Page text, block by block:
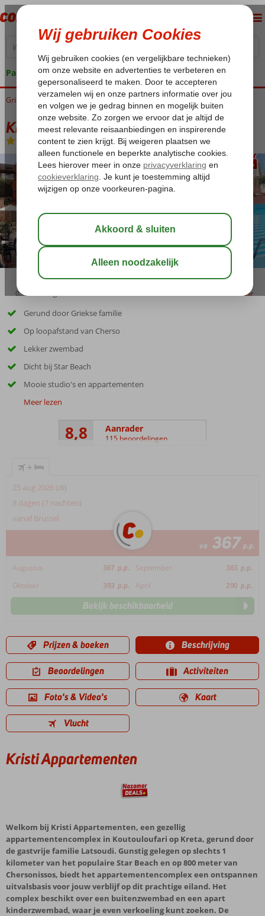
Pakketgarantie
Home
Griekenland Kreta Koutouloufari Kristi Appartementen
Kristi Appartementen
Logies-Appartement
03:30 bewaar
Gerund door Griekse familie
Op loopafstand van Cherso
Lekker zwembad
Dicht bij Star Beach
Mooie studio's en appartementen
Meer lezen
8,8 Aanrader
115 beoordelingen
+
25 aug 2026 (di)
8 dagen (7 nachten)
vanaf Brussel
va 367 p.p.
Augustus 367 p.p. September 363 p.p.
Oktober
393 p.p. April 290 p.p.
Bekijk beschikbaarheid
Prijzen & boeken Beschrijving
Beoordelingen Activiteiten
Foto's & Video's Kaart
Vlucht
Kristi Appartementen
Welkom bij Kristi Appartementen, een gezellig
appartementencomplex in Koutouloufari op Kreta, gerund door
de gastvrije familie Latsoudi. Gunstig gelegen op slechts 1
kilometer van het populaire Star Beach en op 800 meter van
Chersonissos, biedt het appartementencomplex een ontspannen
uitvalsbasis voor jouw verblijf op dit prachtige eiland. Het
complex beschikt over een buitenzwembad en een apart
kinderzwembad, waar je even verkoeling kunt zoeken. De